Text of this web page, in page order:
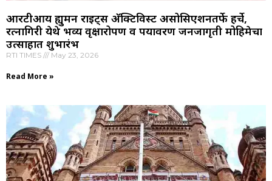
आरटीआय ह्युमन राइट्स अ‍ॅक्टिविस्ट असोसिएशनतर्फे हर्चे,
रत्नागिरी येथे भव्य वृक्षारोपण व पर्यावरण जनजागृती मोहिमेचा
उत्साहात शुभारंभ
RTI TIMES May 23, 2026
Read More »